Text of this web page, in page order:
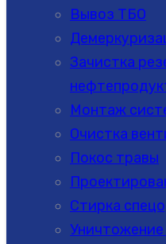
Вывоз ТБО
Зачистка
Монтаж
Очистка
Покос травы
Стирка